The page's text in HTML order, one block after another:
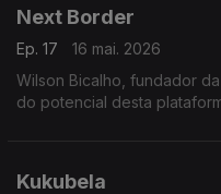
Next Border
Ep. 17
16 mai. 2026
Wilson Bicalho, fundador
do potencial desta
Kukubela